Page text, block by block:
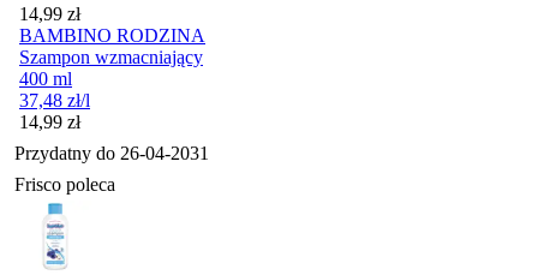
Cena
14,99 zł
BAMBINO RODZINA
Szampon wzmacniający
400 ml
37,48 zł/l
Cena
14,99 zł
Przydatny do 26-04-2031
Frisco poleca